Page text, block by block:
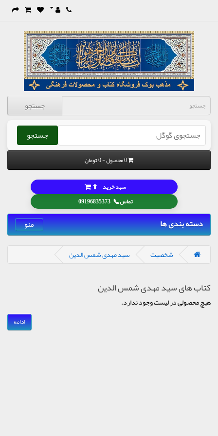
جستجو
جستجو
0 محصول - 0 تومان
تماس📞
09196835373
سبد خرید ⬆
دسته بندی ها منو
شخصیت سید مهدی شمس الدین
کتاب های سید مهدی شمس الدین
هیچ محصولی در لیست وجود ندارد.
ادامه